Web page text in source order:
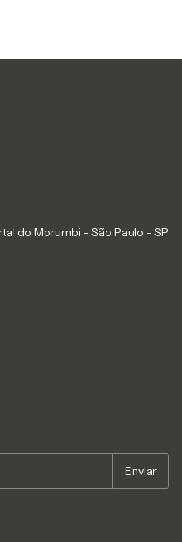
do Morumbi - São Paulo - SP